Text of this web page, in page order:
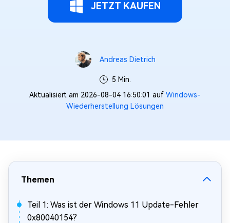
JETZT KAUFEN
Andreas Dietrich
5 Min.
Aktualisiert am 2026-08-04 16:50:01 auf Windows-
Wiederherstellung Lösungen
Themen
Teil 1: Was ist der Windows 11 Update-Fehler
0x80040154?